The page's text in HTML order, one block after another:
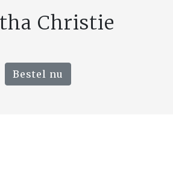
Christie
Bestel nu